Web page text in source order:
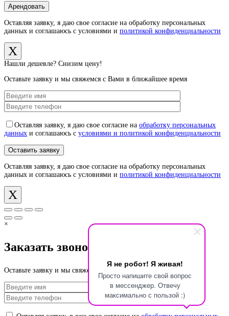
Я не робот! Я живая!
Просто напишите свой вопрос
в мессенджер. Отвечу
максимально с пользой :)
Оставляя заявку, я даю свое согласие на обработку персональных
данных и соглашаюсь с условиями и политикой конфиденциальности
X
Нашли дешевле? Снизим цену!
Оставьте заявку и мы свяжемся с Вами в ближайшее время
Оставляя заявку, я даю свое согласие на обработку персональных
данных и соглашаюсь с условиями и политикой конфиденциальности
Оставляя заявку, я даю свое согласие на обработку персональных
данных и соглашаюсь с условиями и политикой конфиденциальности
X
×
Заказать звонок
Оставьте заявку и мы свяжемся с Вами в ближайшее время